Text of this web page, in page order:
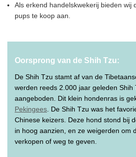
Als erkend handelskwekerij bieden wij
pups te koop aan.
Oorsprong van de Shih Tzu:
De Shih Tzu stamt af van de
werden reeds 2.000 jaar geleden Shih
aangeboden. Dit klein hondenras is
Pekingees. De Shih Tzu was het
Chinese keizers. Deze hond stond bij
in hoog aanzien, en ze weigerden om
verkopen of weg te geven.